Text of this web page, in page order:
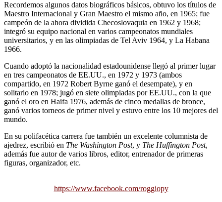
Recordemos algunos datos biográficos básicos, obtuvo los títulos de
Maestro Internacional y Gran Maestro el mismo año, en 1965; fue
campeón de la ahora dividida Checoslovaquia en 1962 y 1968;
integró su equipo nacional en varios campeonatos mundiales
universitarios, y en las olimpiadas de Tel Aviv 1964, y La Habana
1966.
Cuando adoptó la nacionalidad estadounidense llegó al primer lugar
en tres campeonatos de EE.UU., en 1972 y 1973 (ambos
compartido, en 1972 Robert Byrne ganó el desempate), y en
solitario en 1978; jugó en siete olimpiadas por EE.UU., con la que
ganó el oro en Haifa 1976, además de cinco medallas de bronce,
ganó varios torneos de primer nivel y estuvo entre los 10 mejores del
mundo.
En su polifacética carrera fue también un excelente columnista de
ajedrez, escribió en The Washington Post, y The Huffington Post,
además fue autor de varios libros, editor, entrenador de primeras
figuras, organizador, etc.
https://www.facebook.com/roggiopy